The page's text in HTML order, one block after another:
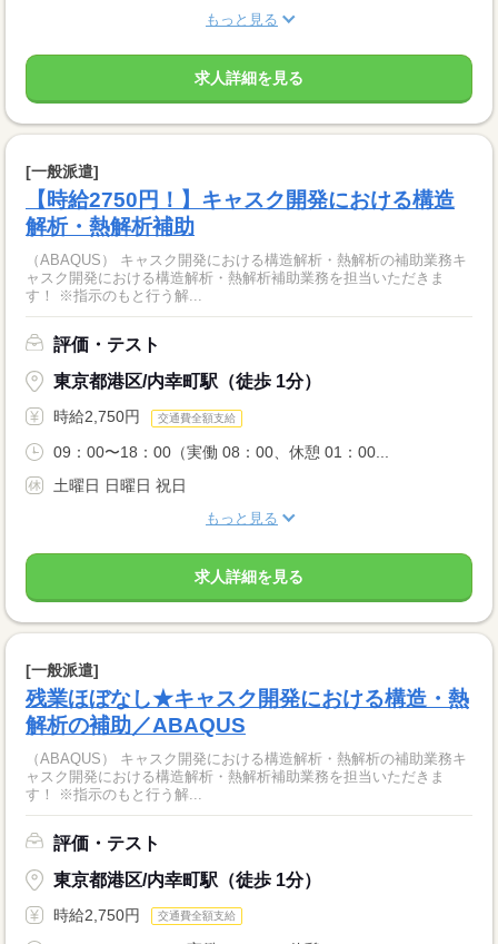
もっと見る
求人詳細を見る
[一般派遣]
【時給2750円！】キャスク開発における構造
解析・熱解析補助
（ABAQUS） キャスク開発における構造解析・熱解析の補助業務キ
ャスク開発における構造解析・熱解析補助業務を担当いただきま
す！ ※指示のもと行う解...
評価・テスト
東京都港区/内幸町駅（徒歩 1分）
時給2,750円 交通費全額支給
09：00〜18：00（実働 08：00、休憩 01：00...
土曜日 日曜日 祝日
もっと見る
求人詳細を見る
[一般派遣]
残業ほぼなし★キャスク開発における構造・熱
解析の補助／ABAQUS
（ABAQUS） キャスク開発における構造解析・熱解析の補助業務キ
ャスク開発における構造解析・熱解析補助業務を担当いただきま
す！ ※指示のもと行う解...
評価・テスト
東京都港区/内幸町駅（徒歩 1分）
時給2,750円 交通費全額支給